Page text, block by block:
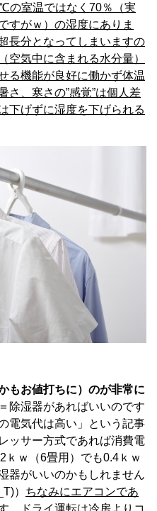
の室温ではなく70％（実
すがｗ）の湿度にありま
長分となってしまいますの
空気中に含まれる水分量）
る機能が良好に働かず体温
さ、寒さの”感覚”は個人差
下げずに湿度を下げられる
もお値打ちに）のが非常に
除湿器があればいいのです
電気代は高い」という記事
ッサー方式であれば消費電
ｋｗ（6畳用）でも0.4ｋｗ
器がいいのかもしれません
） ちなみにエアコンであ
。ドライ運転は冷房よりコ